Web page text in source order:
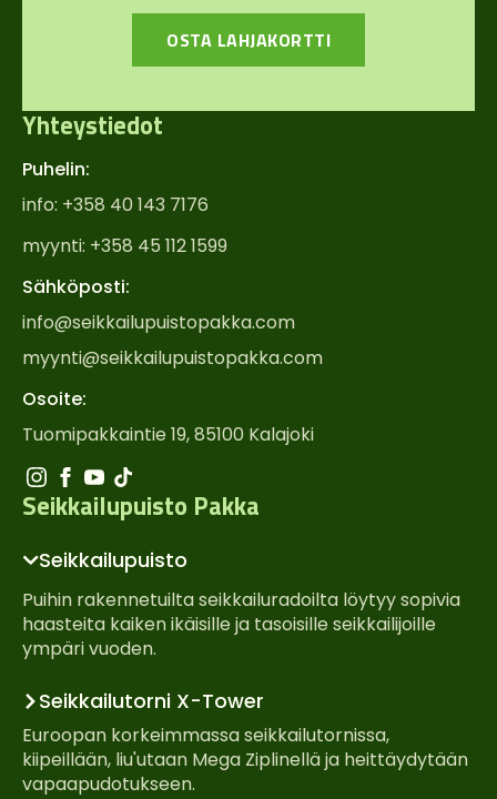
OSTA LAHJAKORTTI
Yhteystiedot
Puhelin:
info: +358 40 143 7176
myynti: +358 45 112 1599
Sähköposti:
info@seikkailupuistopakka.com
myynti@seikkailupuistopakka.com
Osoite:
Tuomipakkaintie 19, 85100 Kalajoki
Seikkailupuisto Pakka
Seikkailupuisto
Puihin rakennetuilta seikkailuradoilta löytyy sopivia
haasteita kaiken ikäisille ja tasoisille seikkailijoille
ympäri vuoden.
Seikkailutorni X-Tower
Euroopan korkeimmassa seikkailutornissa,
kiipeillään, liu'utaan Mega Ziplinellä ja heittäydytään
vapaapudotukseen.